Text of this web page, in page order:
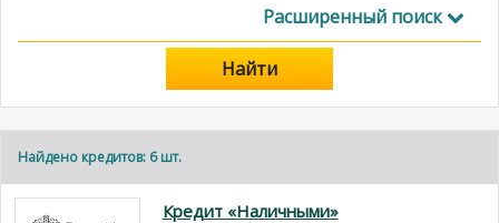
Расширенный поиск
Найти
Найдено кредитов: 6 шт.
Кредит «Наличными»